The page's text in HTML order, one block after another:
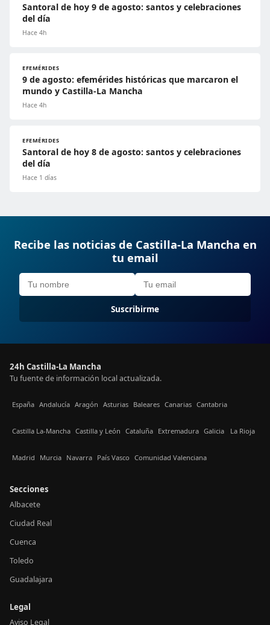
Santoral de hoy 9 de agosto: santos y celebraciones
del día
Hace 4h
EFEMÉRIDES
9 de agosto: efemérides históricas que marcaron el
mundo y Castilla-La Mancha
Hace 4h
EFEMÉRIDES
Santoral de hoy 8 de agosto: santos y celebraciones
del día
Hace 1 días
Recibe las noticias de Castilla-La Mancha en
tu email
Suscribirme
24h Castilla-La Mancha
Tu fuente de información local actualizada.
España Andalucía Aragón Asturias Baleares Canarias Cantabria
Castilla La-Mancha Castilla y León Cataluña Extremadura Galicia La Rioja
Madrid Murcia Navarra País Vasco Comunidad Valenciana
Secciones
Albacete
Ciudad Real
Cuenca
Toledo
Guadalajara
Legal
Aviso Legal